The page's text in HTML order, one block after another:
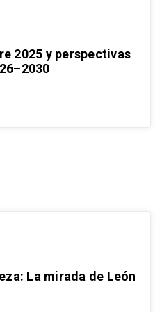
2025 y perspectivas
La mirada de León